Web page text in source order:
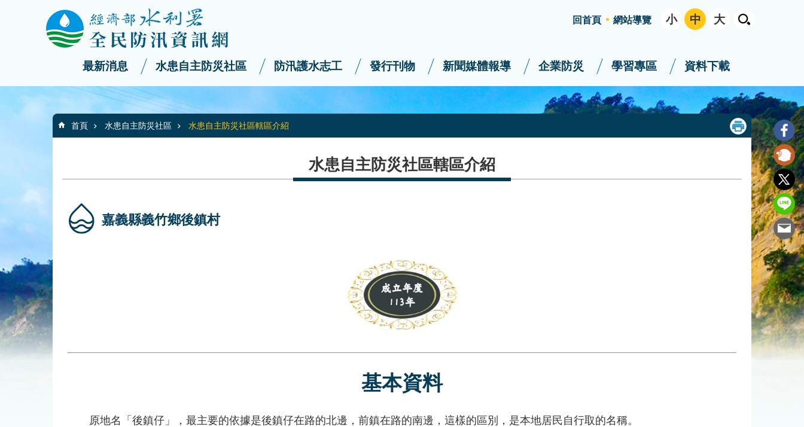
跳到主要內容區塊
回首頁
網站導覽 小 中 大
最新消息 水患自主防災社區 防汛護水志工 發行刊物 新聞媒體報導 企業防災 學習專區 資料下載
:::
首頁 水患自主防災社區 水患自主防災社區轄區介紹
水患自主防災社區轄區介紹
嘉義縣義竹鄉後鎮村
基本資料
原地名「後鎮仔」，最主要的依據是後鎮仔在路的北邊，前鎮在路的南邊，這樣的區別，是本地居民自行取的名稱。